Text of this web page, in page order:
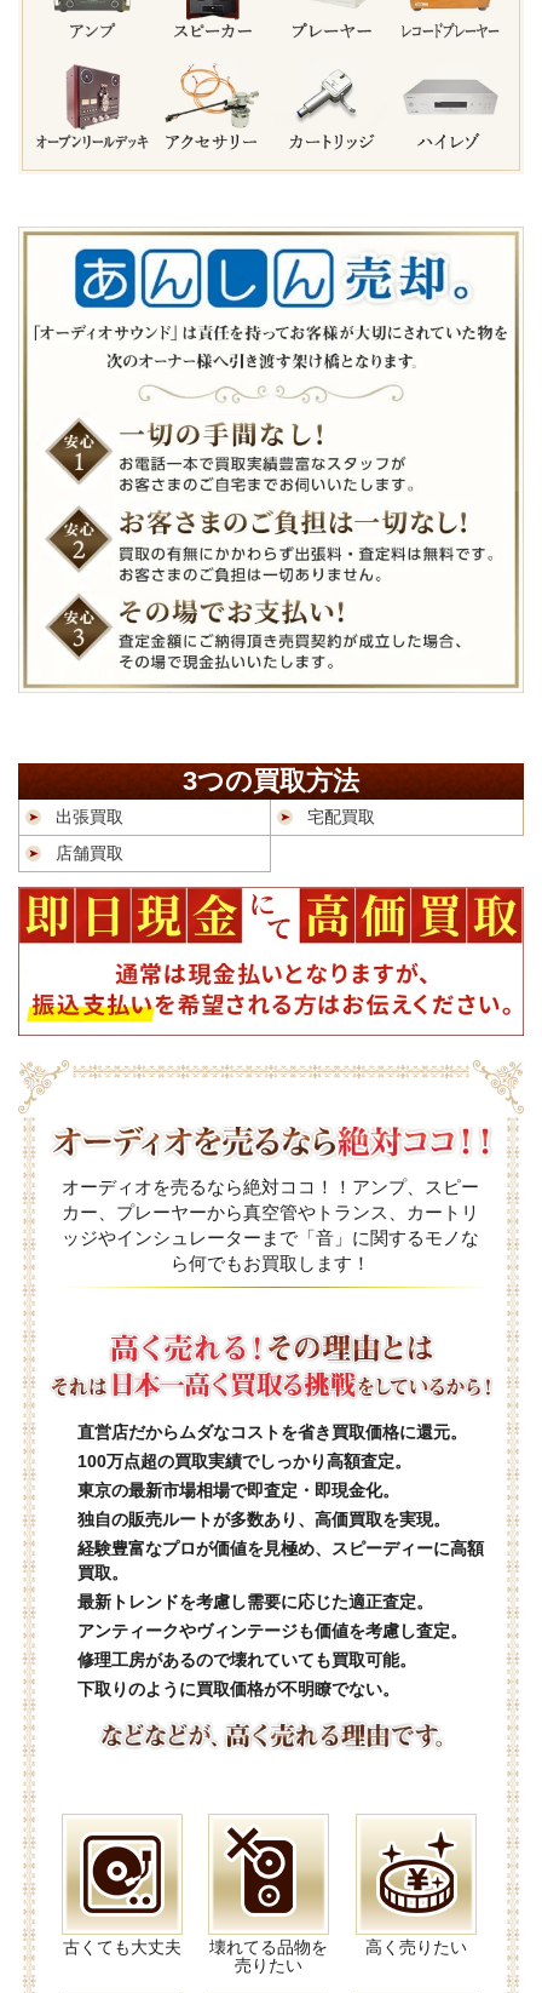
3つの買取方法
出張買取
宅配買取
店舗買取
オーディオを売るなら絶対ココ！！アンプ、スピー
カー、プレーヤーから真空管やトランス、カートリ
ッジやインシュレーターまで「音」に関するモノな
ら何でもお買取します！
直営店だからムダなコストを省き買取価格に還元。
100万点超の買取実績でしっかり高額査定。
東京の最新市場相場で即査定・即現金化。
独自の販売ルートが多数あり、高価買取を実現。
経験豊富なプロが価値を見極め、スピーディーに高額
買取。
最新トレンドを考慮し需要に応じた適正査定。
アンティークやヴィンテージも価値を考慮し査定。
修理工房があるので壊れていても買取可能。
下取りのように買取価格が不明瞭でない。
古くても大丈夫
壊れてる品物を
売りたい
高く売りたい